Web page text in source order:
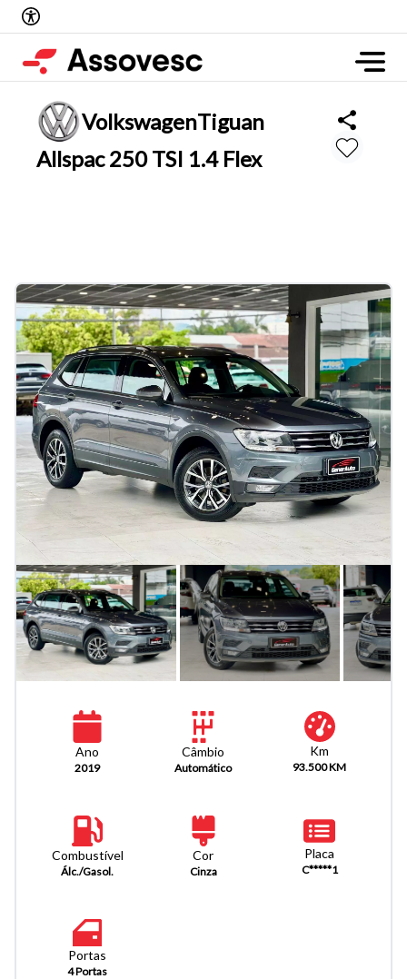
VolkswagenTiguan
Allspac 250 TSI 1.4 Flex
Ano
2019
Câmbio
Automático
Km
93.500 KM
Combustível
Álc./Gasol.
Cor
Cinza
Placa
C*****1
Portas
4 Portas